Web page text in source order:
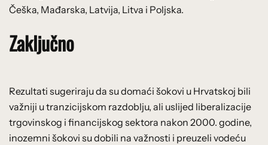
Češka, Mađarska, Latvija, Litva i Poljska.
Zaključno
Rezultati sugeriraju da su domaći šokovi u Hrvatskoj bili
važniji u tranzicijskom razdoblju, ali uslijed liberalizacije
trgovinskog i financijskog sektora nakon 2000. godine,
inozemni šokovi su dobili na važnosti i preuzeli vodeću